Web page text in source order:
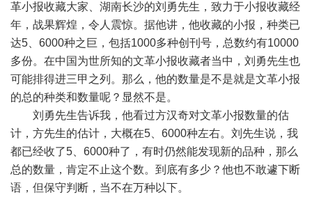
革小报收藏大家、湖南长沙的刘勇先生，致力于小报收藏经
年，战果辉煌，令人震惊。据他讲，他收藏的小报，种类已
达5、6000种之巨，包括1000多种创刊号，总数约有10000
多份。在中国为世所知的文革小报收藏者当中，刘勇先生也
可能排得进三甲之列。那么，他的数量是不是就是文革小报
的总的种类和数量呢？显然不是。
刘勇先生告诉我，他看过方汉奇对文革小报数量的估
计，方先生的估计，大概在5、6000种左右。刘先生说，我
都已经收了5、6000种了，有时仍然能发现新的品种，那么
总的数量，肯定不止这个数。到底有多少？他也不敢遽下断
语，但保守判断，当不在万种以下。